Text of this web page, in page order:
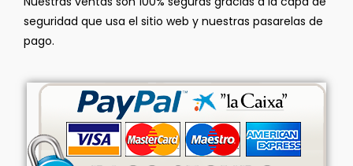
seguridad que usa el sitio web y nuestras pasarelas de
pago.